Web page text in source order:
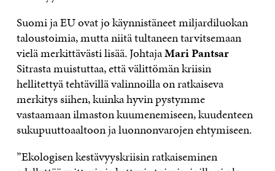
Suomi ja EU ovat jo käynnistäneet miljardiluokan
taloustoimia, mutta niitä tultaneen tarvitsemaan
vielä merkittävästi lisää. JohtajaMari Pantsar
Sitrasta muistuttaa, että välittömän kriisin
hellitettyä tehtävillä valinnoilla on ratkaiseva
merkitys siihen, kuinka hyvin pystymme
vastaamaan ilmaston kuumenemiseen, kuudenteen
sukupuuttoaaltoon ja luonnonvarojen ehtymiseen.
”Ekologisen kestävyyskriisin ratkaiseminen